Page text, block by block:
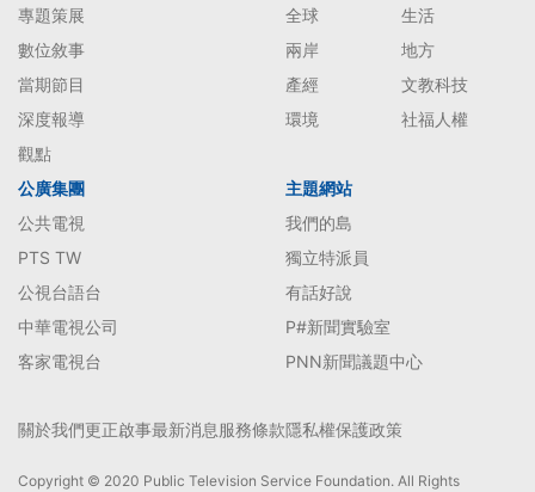
專題策展
數位敘事
當期節目
深度報導
觀點
全球
生活
兩岸
地方
產經
文教科技
環境
社福人權
公廣集團
公共電視
PTS TW
公視台語台
中華電視公司
客家電視台
主題網站
我們的島
獨立特派員
有話好說
P#新聞實驗室
PNN新聞議題中心
關於我們更正啟事最新消息服務條款隱私權保護政策
Copyright © 2020 Public Television Service Foundation. All Rights